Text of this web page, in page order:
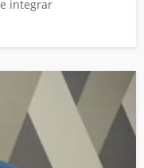
integrar